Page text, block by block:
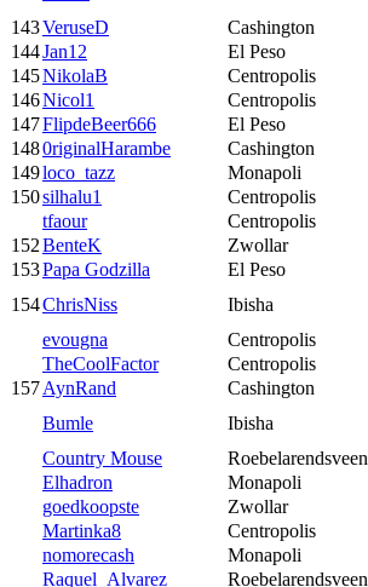
143VeruseD Cashington
144Jan12 El Peso
145NikolaB Centropolis
146Nicol1 Centropolis
147FlipdeBeer666 El Peso
1480riginalHarambe Cashington
149loco_tazz Monapoli
150silhalu1 Centropolis
tfaour
Centropolis
152BenteK Zwollar
153Papa Godzilla El Peso
154ChrisNiss Ibisha
evougna
Centropolis
TheCoolFactor
Centropolis
157AynRand Cashington
Bumle
Ibisha
Country Mouse
Roebelarendsveen
Elhadron
Monapoli
goedkoopste
Zwollar
Martinka8
Centropolis
nomorecash
Monapoli
Raquel_Alvarez
Roebelarendsveen